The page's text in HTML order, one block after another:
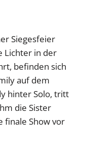
Siegesfeier
Lichter in der
befinden sich
auf dem
hinter Solo, tritt
die Sister
finale Show vor